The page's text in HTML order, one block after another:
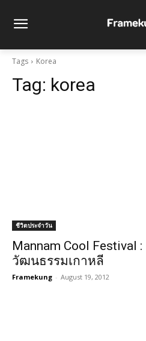
Tags Korea
Tag: korea
ชีวิตประจำวัน
Mannam Cool Festival :
วัฒนธรรมเกาหลี
Framekung - August 19, 2012